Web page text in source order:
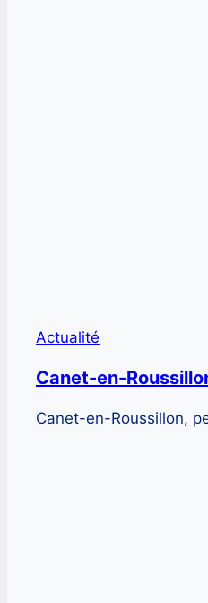
Actualité
Canet-en-
Canet-en-Roussillon,